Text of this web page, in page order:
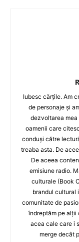
Iubesc cărțile. Am
de personaje și
dezvoltarea mea
oamenii care
conduși către
treaba asta. De
De aceea
emisiune radio.
culturale (Book
brandul cultural
comunitate de
îndreptăm pe alții
acea cale care i
merge decât